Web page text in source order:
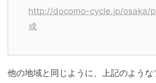
http://docomo-cycle.jp/osaka/
成
他の地域と同じように、上記のような